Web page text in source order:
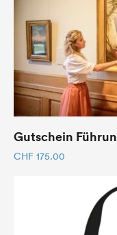
Gutschein
CHF 175.00